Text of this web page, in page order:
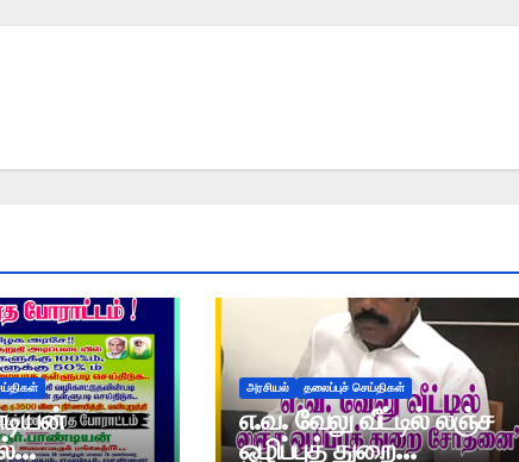
அரசியல் தலைப்புச் செய்திகள்
எ.வ. வேலு வீட்டில் லஞ்ச
ஒழிப்புத் துறை